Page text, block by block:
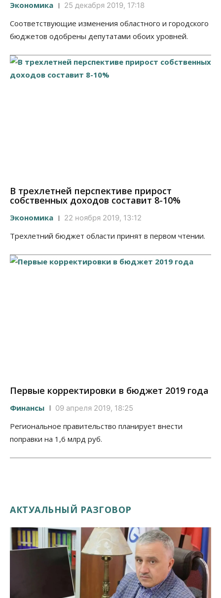
Экономика 25 декабря 2019, 17:18
Соответствующие изменения областного и городского
бюджетов одобрены депутатами обоих уровней.
В трехлетней перспективе прирост
собственных доходов составит 8-10%
Экономика 22 ноября 2019, 13:12
Трехлетний бюджет области принят в первом чтении.
Первые корректировки в бюджет 2019 года
Финансы 09 апреля 2019, 18:25
Региональное правительство планирует внести
поправки на 1,6 млрд руб.
АКТУАЛЬНЫЙ РАЗГОВОР